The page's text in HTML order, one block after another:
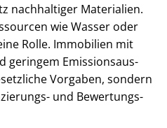
nachhaltiger Materialien.
wie Wasser oder
Rolle. Immobilien mit
geringem Emis­si­ons­aus­
Vorgaben, sondern
und Be­wer­tungs­